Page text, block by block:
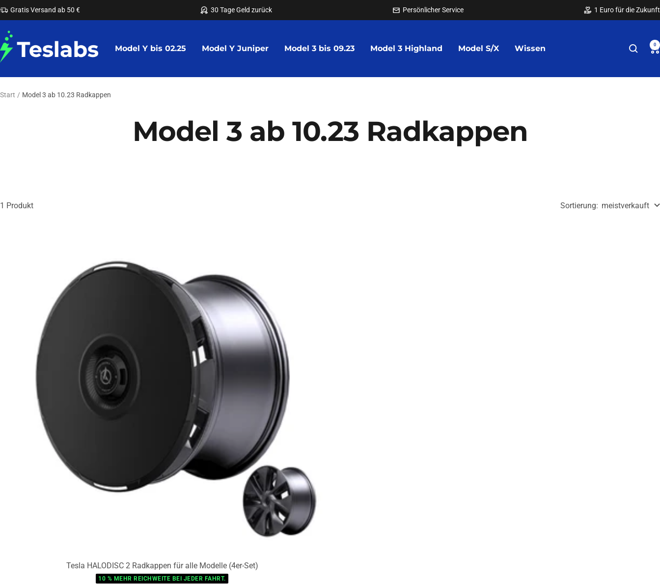
Direkt
zum
Inhalt
Gratis Versand ab 50 € 30 Tage Geld zurück Persönlicher Service 1 Euro für die Zukunft
Model Y bis 02.25 Model Y Juniper Model 3 bis 09.23 Model 3 Highland Model S/X Wissen
Teslabs
0
Start Model 3 ab 10.23 Radkappen
Model 3 ab 10.23 Radkappen
1 Produkt Sortierung: meistverkauft
Tesla HALODISC 2 Radkappen für alle Modelle (4er-Set)
10 % MEHR REICHWEITE BEI JEDER FAHRT.